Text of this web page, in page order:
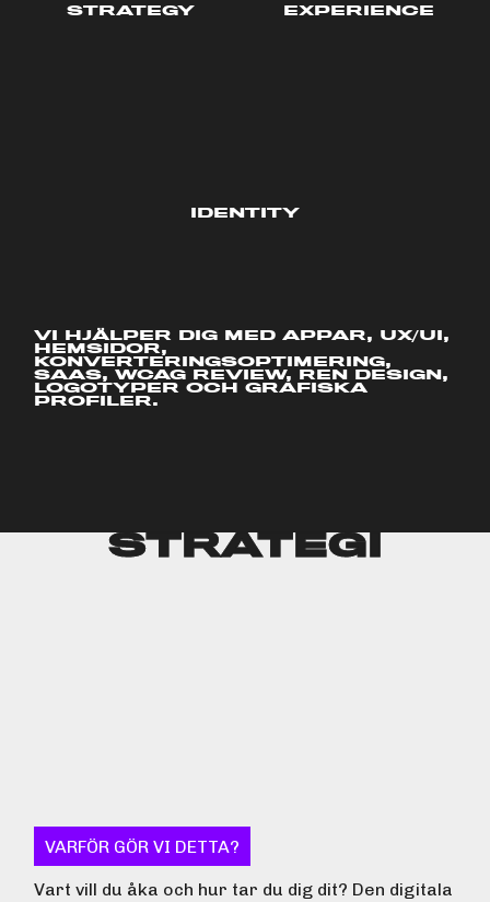
STRATEGY EXPERIENCE
IDENTITY
VI HJÄLPER DIG MED APPAR, UX/UI,
HEMSIDOR,
KONVERTERINGSOPTIMERING,
SAAS, WCAG REVIEW, REN DESIGN,
LOGOTYPER OCH GRAFISKA
PROFILER.
VARFÖR GÖR VI DETTA?
Vart vill du åka och hur tar du dig dit? Den digitala
STRATEGI
STRATEGI
STRATEGI
STRATEGI
STRATEGI
STRATEGI